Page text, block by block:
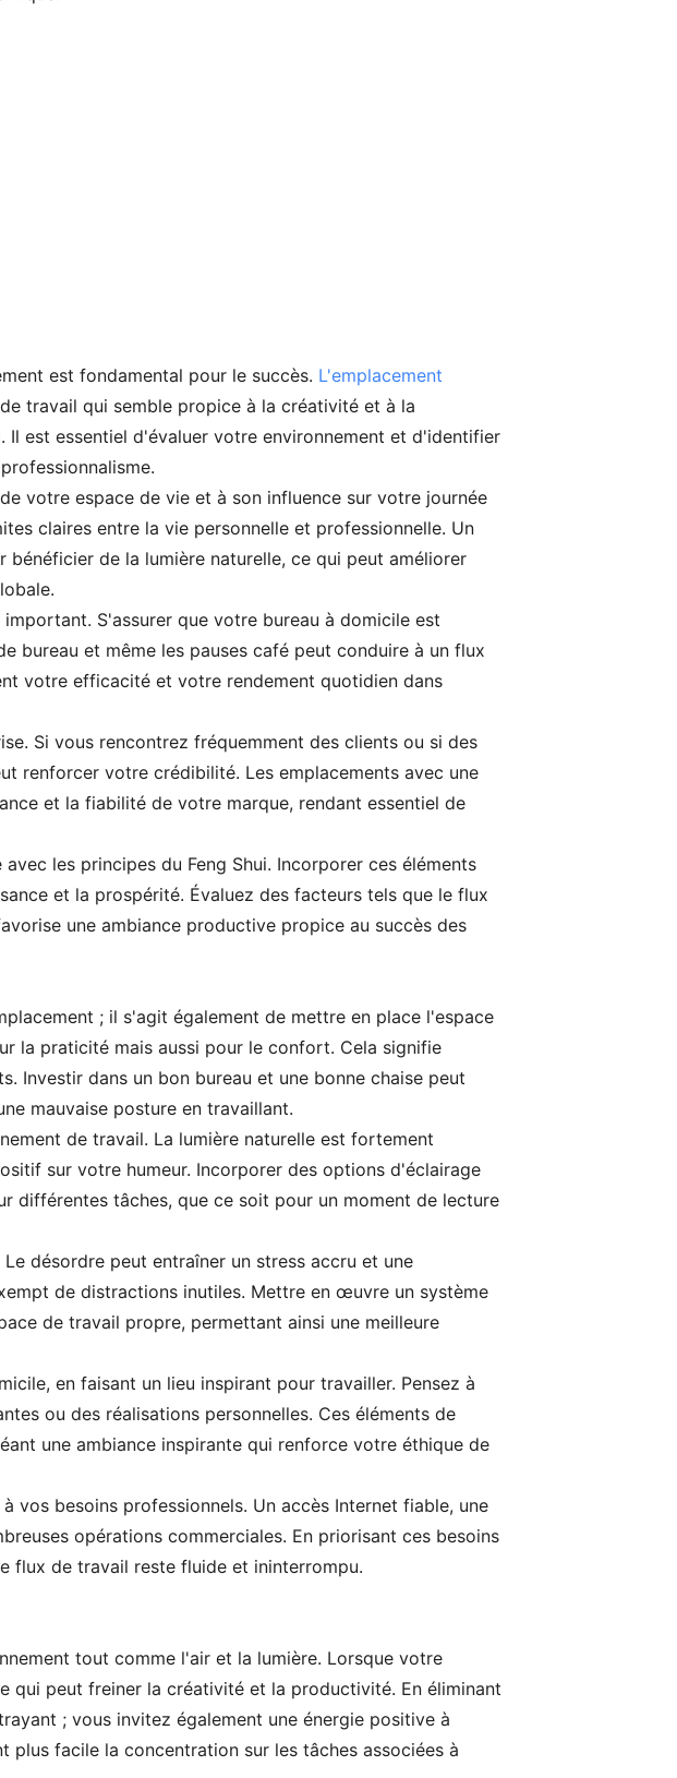
est fondamental pour le succès. L'emplacement
travail qui semble propice à la créativité et à la
est essentiel d'évaluer votre environnement et d'identifier
votre espace de vie et à son influence sur votre journée
claires entre la vie personnelle et professionnelle. Un
de la lumière naturelle, ce qui peut améliorer
S'assurer que votre bureau à domicile est
bureau et même les pauses café peut conduire à un flux
votre efficacité et votre rendement quotidien dans
Si vous rencontrez fréquemment des clients ou si des
renforcer votre crédibilité. Les emplacements avec une
et la fiabilité de votre marque, rendant essentiel de
les principes du Feng Shui. Incorporer ces éléments
et la prospérité. Évaluez des facteurs tels que le flux
une ambiance productive propice au succès des
; il s'agit également de mettre en place l'espace
la praticité mais aussi pour le confort. Cela signifie
Investir dans un bon bureau et une bonne chaise peut
mauvaise posture en travaillant.
de travail. La lumière naturelle est fortement
sur votre humeur. Incorporer des options d'éclairage
différentes tâches, que ce soit pour un moment de lecture
désordre peut entraîner un stress accru et une
de distractions inutiles. Mettre en œuvre un système
de travail propre, permettant ainsi une meilleure
en faisant un lieu inspirant pour travailler. Pensez à
ou des réalisations personnelles. Ces éléments de
une ambiance inspirante qui renforce votre éthique de
vos besoins professionnels. Un accès Internet fiable, une
opérations commerciales. En priorisant ces besoins
flux de travail reste fluide et ininterrompu.
tout comme l'air et la lumière. Lorsque votre
qui peut freiner la créativité et la productivité. En éliminant
; vous invitez également une énergie positive à
facile la concentration sur les tâches associées à